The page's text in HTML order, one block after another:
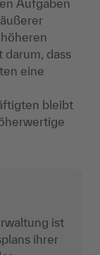
Aufgaben
dass
eine
bleibt
ist
ihrer